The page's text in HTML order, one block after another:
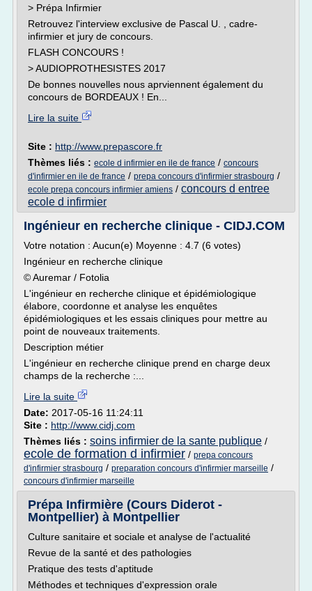
> Prépa Infirmier
Retrouvez l'interview exclusive de Pascal U. , cadre-
infirmier et jury de concours.
FLASH CONCOURS !
> AUDIOPROTHESISTES 2017
De bonnes nouvelles nous aprviennent également du
concours de BORDEAUX ! En...
Lire la suite
Site : http://www.prepascore.fr
Thèmes liés : ecole d infirmier en ile de france / concours
d'infirmier en ile de france / prepa concours d'infirmier strasbourg /
ecole prepa concours infirmier amiens / concours d entree
ecole d infirmier
Ingénieur en recherche clinique - CIDJ.COM
Votre notation : Aucun(e) Moyenne : 4.7 (6 votes)
Ingénieur en recherche clinique
© Auremar / Fotolia
L'ingénieur en recherche clinique et épidémiologique
élabore, coordonne et analyse les enquêtes
épidémiologiques et les essais cliniques pour mettre au
point de nouveaux traitements.
Description métier
L'ingénieur en recherche clinique prend en charge deux
champs de la recherche :...
Lire la suite
Date: 2017-05-16 11:24:11
Site : http://www.cidj.com
Thèmes liés : soins infirmier de la sante publique /
ecole de formation d infirmier / prepa concours
d'infirmier strasbourg / preparation concours d'infirmier marseille /
concours d'infirmier marseille
Prépa Infirmière (Cours Diderot -
Montpellier) à Montpellier
Culture sanitaire et sociale et analyse de l'actualité
Revue de la santé et des pathologies
Pratique des tests d'aptitude
Méthodes et techniques d'expression orale